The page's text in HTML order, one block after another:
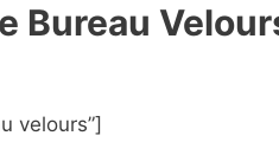
Bureau
velours”]